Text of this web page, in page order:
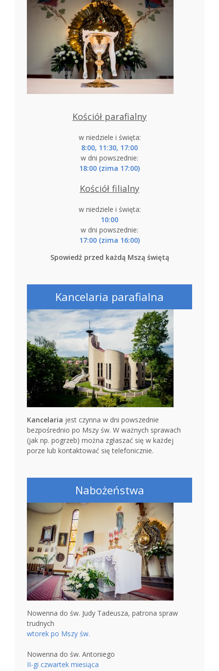
Kościół parafialny
w niedziele i święta:
8:00, 11:30, 17:00
w dni powszednie:
18:00 (zima 17:00)
Kościół filialny
w niedziele i święta:
10:00
w dni powszednie:
17:00 (zima 16:00)
Spowiedź przed każdą Mszą świętą
Kancelaria parafialna
Kancelaria jest czynna w dni powszednie
bezpośrednio po Mszy św. W ważnych sprawach
(jak np. pogrzeb) można zgłaszać się w każdej
porze lub kontaktować się telefonicznie.
Nabożeństwa
Nowenna do św. Judy Tadeusza, patrona spraw
trudnych
wtorek po Mszy św.
Nowenna do św. Antoniego
II-gi czwartek miesiąca